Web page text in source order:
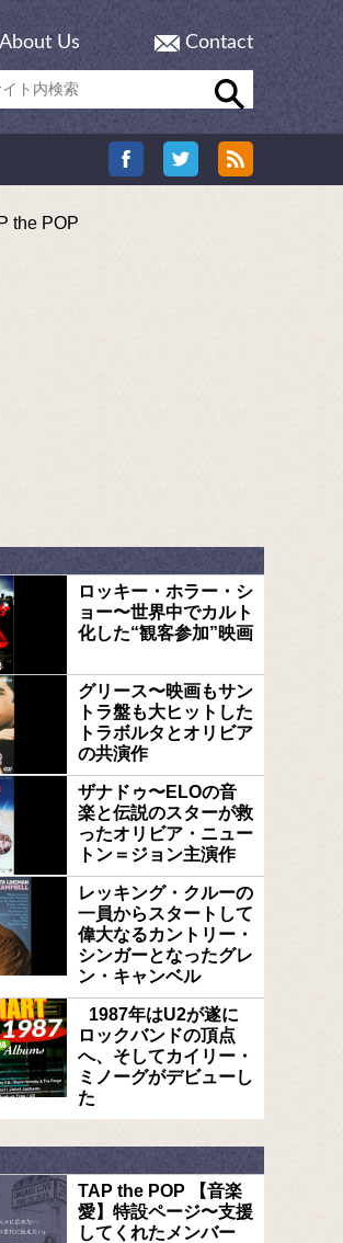
About Us Contact
the POP
ロッキー・ホラー・シ
ョー〜世界中でカルト
化した“観客参加”映画
グリース〜映画もサン
トラ盤も大ヒットした
トラボルタとオリビア
の共演作
ザナドゥ〜ELOの音
楽と伝説のスターが救
ったオリビア・ニュー
トン＝ジョン主演作
レッキング・クルーの
一員からスタートして
偉大なるカントリー・
シンガーとなったグレ
ン・キャンベル
1987年はU2が遂に
ロックバンドの頂点
へ、そしてカイリー・
ミノーグがデビューし
た
TAP the POP 【音楽
愛】特設ページ〜支援
してくれたメンバー